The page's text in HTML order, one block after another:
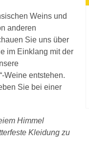
Weins und
anderen
Sie uns über
im Einklang mit der
Weine entstehen.
Sie bei einer
Himmel
Kleidung zu